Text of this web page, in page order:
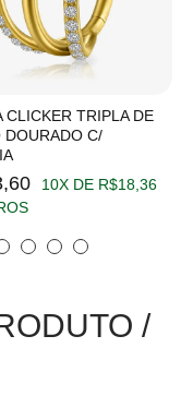
CLICKER TRIPLA DE
DOURADO C/
10X DE R$18,36
/